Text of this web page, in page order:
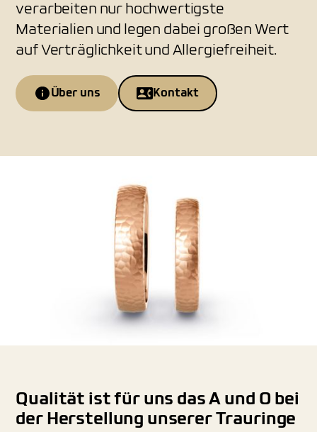
verarbeiten nur hochwertigste
Materialien und legen dabei großen Wert
auf Verträglichkeit und Allergiefreiheit.
Über uns Kontakt
Qualität ist für uns das A und O bei
der Herstellung unserer Trauringe